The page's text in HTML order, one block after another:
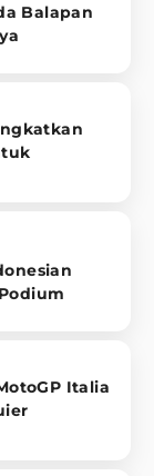
Balapan
Italia